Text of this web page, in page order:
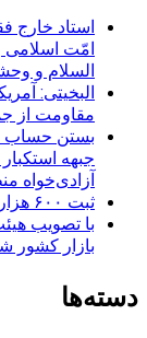
استاد
امّت اسلامی
السلام و
البخیتی:
مقاومت از
بستن حساب
جبهه
آزادی‌خواه
ثبت ۶۰۰ هزار خدمت سلامت به زائران اربعین
با تصویب
بازار کشور
دسته‌ها